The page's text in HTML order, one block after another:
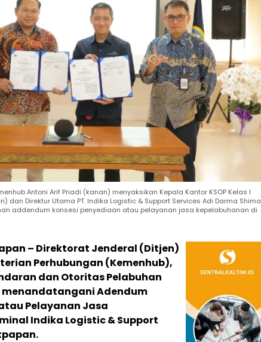
Antoni Arif Priadi (kanan) menyaksikan Kepala Kantor KSOP Kelas I
dan Direktur Utama PT. Indika Logistic & Support Services Adi Darma Shima
addendum konsesi penyediaan atau pelayanan jasa kepelabuhanan di
– Direktorat Jenderal (Ditjen)
Perhubungan (Kemenhub),
dan Otoritas Pelabuhan
menandatangani Adendum
Pelayanan Jasa
Indika Logistic & Support